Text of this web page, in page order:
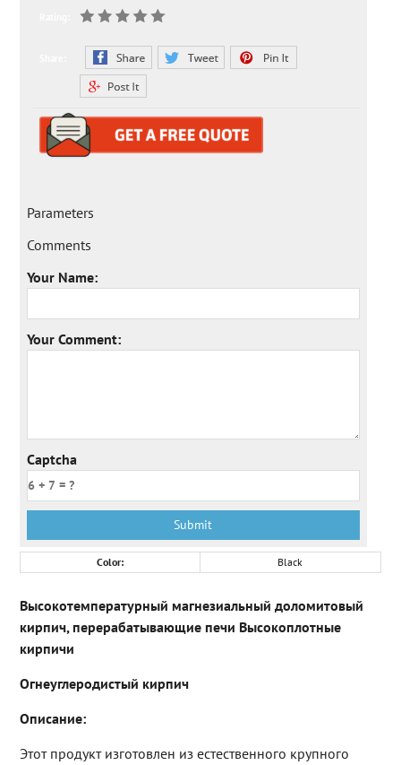
Parameters
Comments
Your Name:
Your Comment:
Captcha
Color: Black
Высокотемпературный магнезиальный доломитовый
кирпич, перерабатывающие печи Высокоплотные
кирпичи
Огнеуглеродистый кирпич
Описание:
Этот продукт изготовлен из естественного крупного